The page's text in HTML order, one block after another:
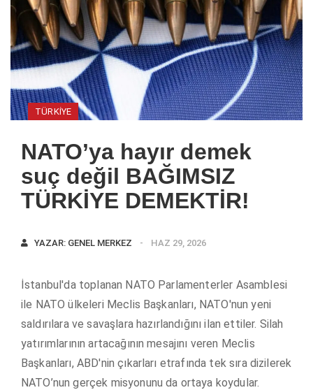
TÜRKIYE
NATO’ya hayır demek
suç değil BAĞIMSIZ
TÜRKİYE DEMEKTİR!
YAZAR: GENEL MERKEZ HAZ 29, 2026
İstanbul'da toplanan NATO Parlamenterler Asamblesi
ile NATO ülkeleri Meclis Başkanları, NATO'nun yeni
saldırılara ve savaşlara hazırlandığını ilan ettiler. Silah
yatırımlarının artacağının mesajını veren Meclis
Başkanları, ABD'nin çıkarları etrafında tek sıra dizilerek
NATO’nun gerçek misyonunu da ortaya koydular.